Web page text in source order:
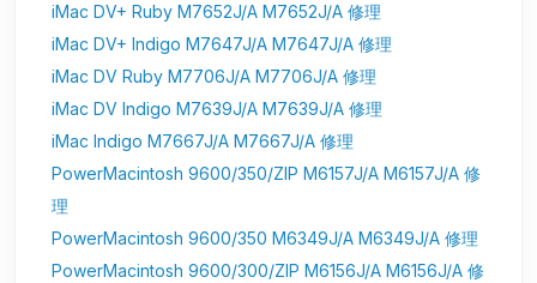
iMac DV+ Ruby M7652J/A M7652J/A 修理
iMac DV+ Indigo M7647J/A M7647J/A 修理
iMac DV Ruby M7706J/A M7706J/A 修理
iMac DV Indigo M7639J/A M7639J/A 修理
iMac Indigo M7667J/A M7667J/A 修理
PowerMacintosh 9600/350/ZIP M6157J/A M6157J/A 修
理
PowerMacintosh 9600/350 M6349J/A M6349J/A 修理
PowerMacintosh 9600/300/ZIP M6156J/A M6156J/A 修